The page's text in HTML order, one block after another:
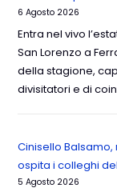
6 Agosto 2026
Entra nel vivo
San Lorenzo a
della stagione,
divisitatori e di
Cinisello
ospita i colleghi
5 Agosto 2026